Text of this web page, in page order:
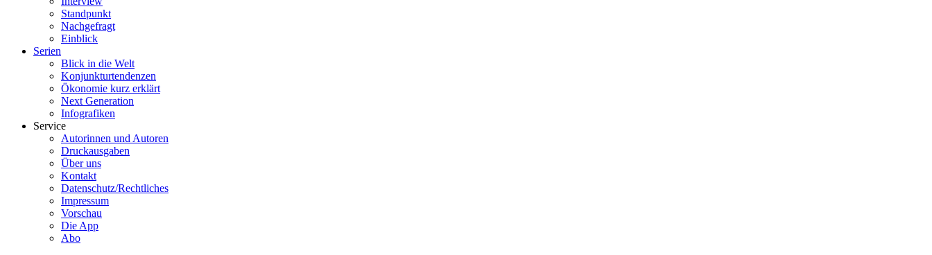
Standpunkt
Nachgefragt
Einblick
Serien
Blick in die Welt
Konjunkturtendenzen
Ökonomie kurz erklärt
Next Generation
Infografiken
Service
Autorinnen und Autoren
Druckausgaben
Über uns
Kontakt
Datenschutz/Rechtliches
Impressum
Vorschau
Die App
Abo